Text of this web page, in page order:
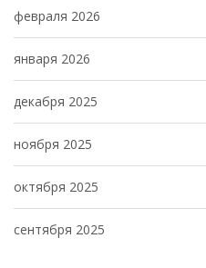
февраля 2026
января 2026
декабря 2025
ноября 2025
октября 2025
сентября 2025